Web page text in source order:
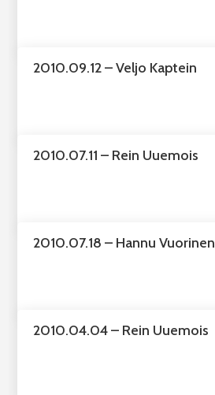
2010.09.12 – Veljo Kaptein
2010.07.11 – Rein Uuemois
2010.07.18 – Hannu Vuorinen
2010.04.04 – Rein Uuemois